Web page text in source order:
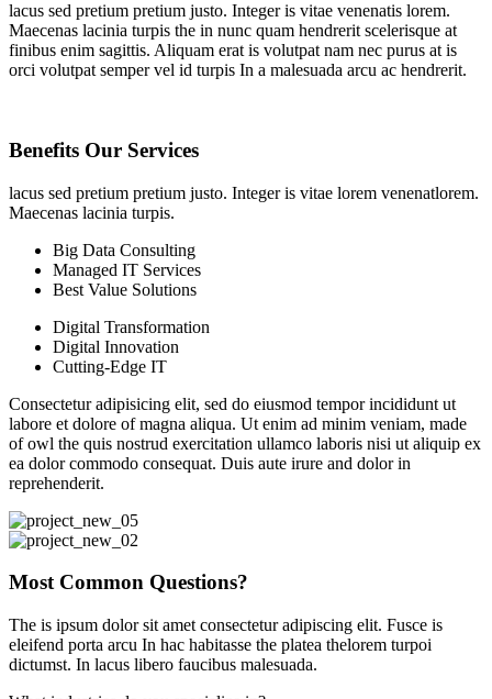
lacus sed pretium pretium justo. Integer is vitae venenatis lorem.
Maecenas lacinia turpis the in nunc quam hendrerit scelerisque at
finibus enim sagittis. Aliquam erat is volutpat nam nec purus at is
orci volutpat semper vel id turpis In a malesuada arcu ac hendrerit.
Benefits Our Services
lacus sed pretium pretium justo. Integer is vitae lorem venenatlorem.
Maecenas lacinia turpis.
Big Data Consulting
Managed IT Services
Best Value Solutions
Digital Transformation
Digital Innovation
Cutting-Edge IT
Consectetur adipisicing elit, sed do eiusmod tempor incididunt ut
labore et dolore of magna aliqua. Ut enim ad minim veniam, made
of owl the quis nostrud exercitation ullamco laboris nisi ut aliquip ex
ea dolor commodo consequat. Duis aute irure and dolor in
reprehenderit.
Most Common Questions?
The is ipsum dolor sit amet consectetur adipiscing elit. Fusce is
eleifend porta arcu In hac habitasse the platea thelorem turpoi
dictumst. In lacus libero faucibus malesuada.